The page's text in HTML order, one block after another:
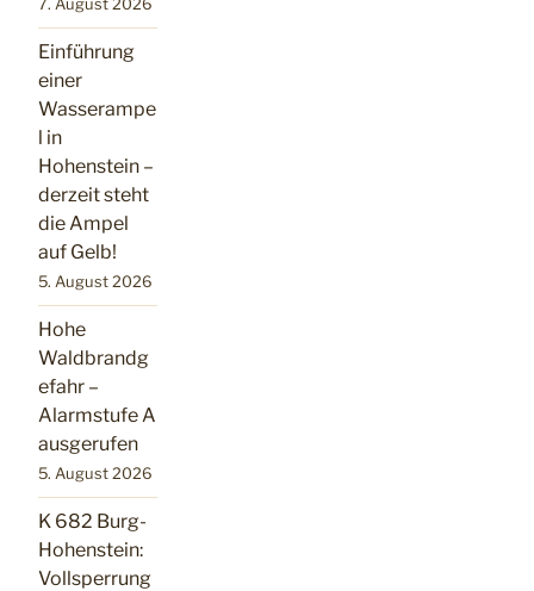
Einführung
einer
Wasserampe
l in
Hohenstein –
derzeit steht
die Ampel
auf Gelb!
5. August 2026
Hohe
Waldbrandg
efahr –
Alarmstufe A
ausgerufen
5. August 2026
K 682 Burg-
Hohenstein:
Vollsperrung